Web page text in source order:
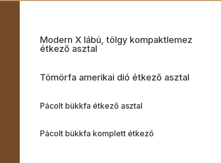
Modern X lábú, tölgy kompaktlemez
étkező asztal
Tömörfa amerikai dió étkező asztal
Pácolt bükkfa étkező asztal
Pácolt bükkfa komplett étkező